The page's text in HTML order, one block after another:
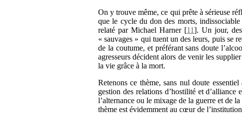
On y trouve même, ce qui prête à sérieuse
que le cycle du don des morts,
relaté par Michael Harner[11]. Un jour,
« sauvages » qui tuent un des leurs, puis se
de la coutume, et préférant sans doute
agresseurs décident alors de venir les
la vie grâce à la mort.
Retenons ce thème, sans nul doute
gestion des relations d’hostilité et
l’alternance ou le mixage de la guerre et de
thème est évidemment au cœur de